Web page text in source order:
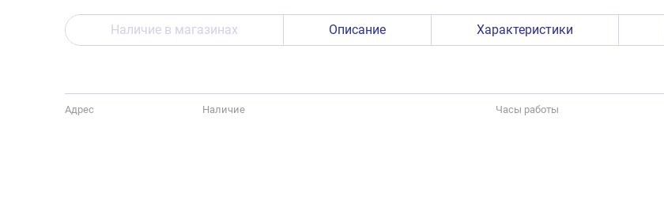
Наличие в магазинах Описание Характеристики
Адрес Наличие Часы работы